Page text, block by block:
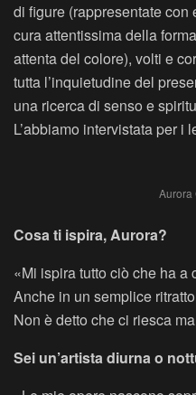
di figure (rappresentate
cura attentissima della
attenta del colore), volti e
tutta l’inquietudine del
una ricerca di senso e
L’abbiamo intervistata per i
Aurora
Cosa ti ispira, Aurora?
«Mi ispira tutto ciò che ha a
Anche in un semplice
Non è detto che ci riesca
Sei un’artista diurna o